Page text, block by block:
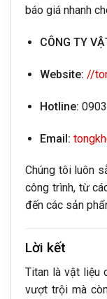
báo giá nhanh
CÔNG TY
Website: //
Hotline:
Email:
Chúng tôi luôn
công trình, từ
đến các sản
Lời kết
Titan là vật liệu
vượt trội mà